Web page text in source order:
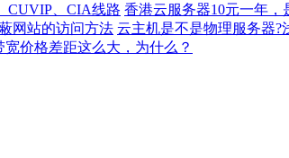
CUVIP、CIA线路 香港云服务器10元一年，
网站的访问方法 云主机是不是物理服务器?
宽价格差距这么大，为什么？